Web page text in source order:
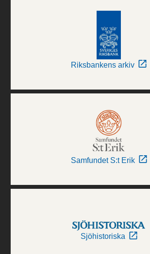
Riksbankens arkiv
Samfundet S:t Erik
Sjöhistoriska